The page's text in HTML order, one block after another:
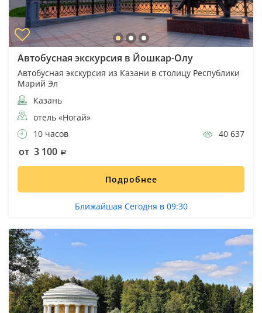
Автобусная экскурсия в Йошкар-Олу
Автобусная экскурсия из Казани в столицу Республики
Марий Эл
Казань
отель «Ногай»
10 часов
40 637
от 3 100
Подробнее
Ближайшая Сегодня в 09:30